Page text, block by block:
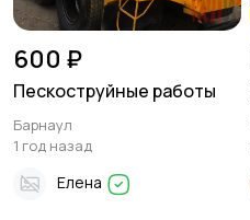
600 ₽
Пескоструйные работы
Барнаул
1 год назад
Елена